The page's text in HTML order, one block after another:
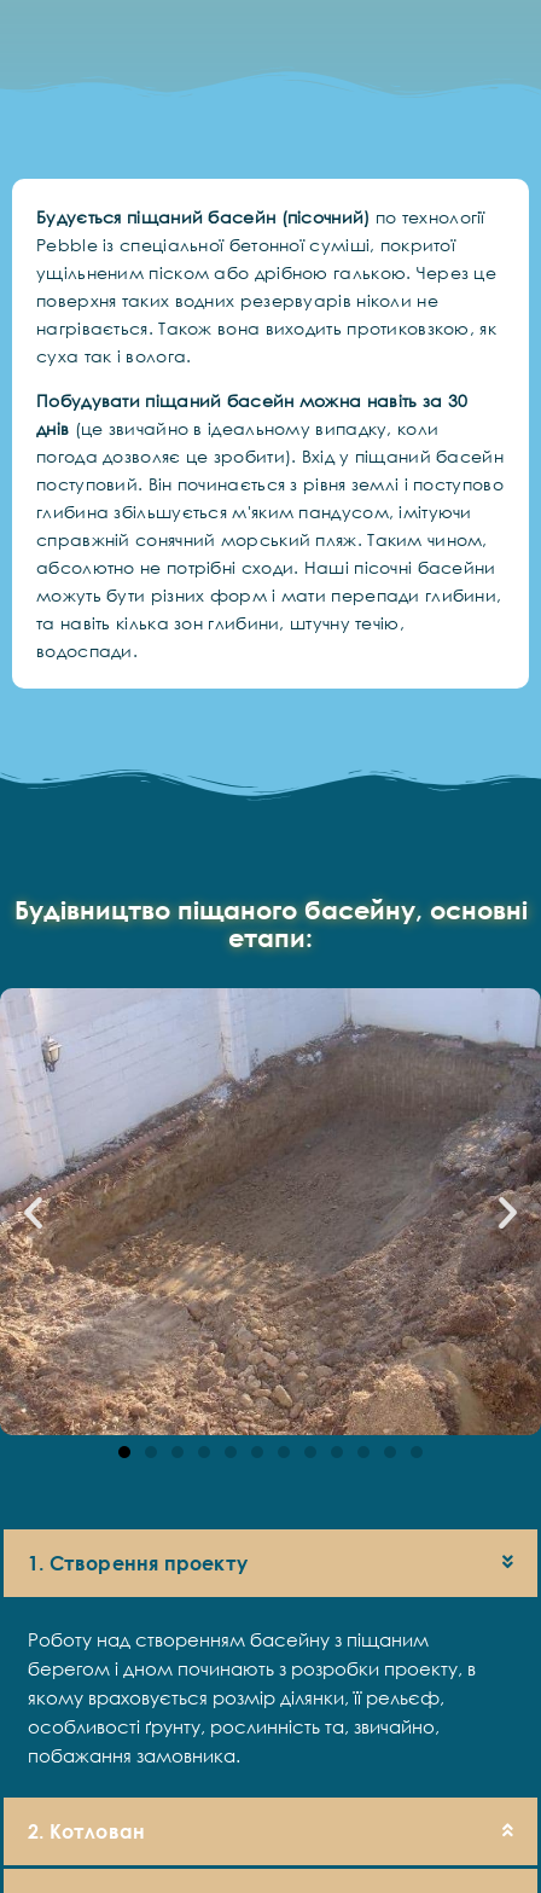
Будується піщаний басейн (пісочний) по технології
Pebble із спеціальної бетонної суміші, покритої
ущільненим піском або дрібною галькою. Через це
поверхня таких водних резервуарів ніколи не
нагрівається. Також вона виходить протиковзкою, як
суха так і волога.
Побудувати піщаний басейн можна навіть за 30
днів (це звичайно в ідеальному випадку, коли
погода дозволяє це зробити). Вхід у піщаний басейн
поступовий. Він починається з рівня землі і поступово
глибина збільшується м'яким пандусом, імітуючи
справжній сонячний морський пляж. Таким чином,
абсолютно не потрібні сходи. Наші пісочні басейни
можуть бути різних форм і мати перепади глибини,
та навіть кілька зон глибини, штучну течію,
водоспади.
Будівництво піщаного басейну, основні
етапи:
1. Створення проекту
Роботу над створенням басейну з піщаним
берегом і дном починають з розробки проекту, в
якому враховується розмір ділянки, її рельєф,
особливості ґрунту, рослинність та, звичайно,
побажання замовника.
2. Котлован